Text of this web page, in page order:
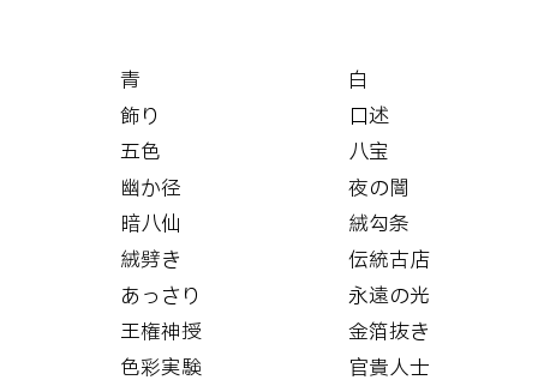
青
白
飾り
口述
五色
八宝
幽か径
夜の闇
暗八仙
絨勾条
絨劈き
伝統古店
あっさり
永遠の光
王権神授
金箔抜き
色彩実験
官貴人士